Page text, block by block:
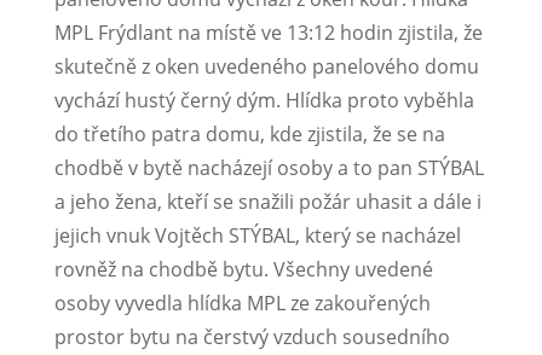
MPL Frýdlant na místě ve 13:12 hodin zjistila, že
skutečně z oken uvedeného panelového domu
vychází hustý černý dým. Hlídka proto vyběhla
do třetího patra domu, kde zjistila, že se na
chodbě v bytě nacházejí osoby a to pan STÝBAL
a jeho žena, kteří se snažili požár uhasit a dále i
jejich vnuk Vojtěch STÝBAL, který se nacházel
rovněž na chodbě bytu. Všechny uvedené
osoby vyvedla hlídka MPL ze zakouřených
prostor bytu na čerstvý vzduch sousedního